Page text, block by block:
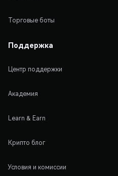
Торговые боты
Поддержка
Центр поддержки
Академия
Learn & Earn
Крипто блог
Условия и комиссии